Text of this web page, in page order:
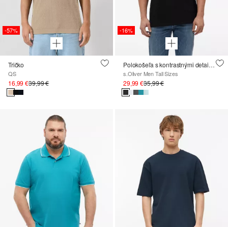
-57%
Tričko
QS
16,99 €39,99 €
-16%
Polokošeľa s kontrastnými detailmi
s.Oliver Men Tall Sizes
29,99 €35,99 €